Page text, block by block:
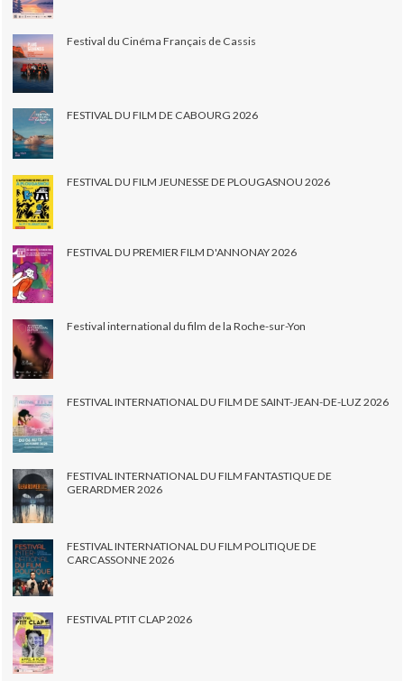
Festival du Cinéma Français de Cassis
FESTIVAL DU FILM DE CABOURG 2026
FESTIVAL DU FILM JEUNESSE DE PLOUGASNOU 2026
FESTIVAL DU PREMIER FILM D'ANNONAY 2026
Festival international du film de la Roche-sur-Yon
FESTIVAL INTERNATIONAL DU FILM DE SAINT-JEAN-DE-LUZ 2026
FESTIVAL INTERNATIONAL DU FILM FANTASTIQUE DE
GERARDMER 2026
FESTIVAL INTERNATIONAL DU FILM POLITIQUE DE
CARCASSONNE 2026
FESTIVAL PTIT CLAP 2026